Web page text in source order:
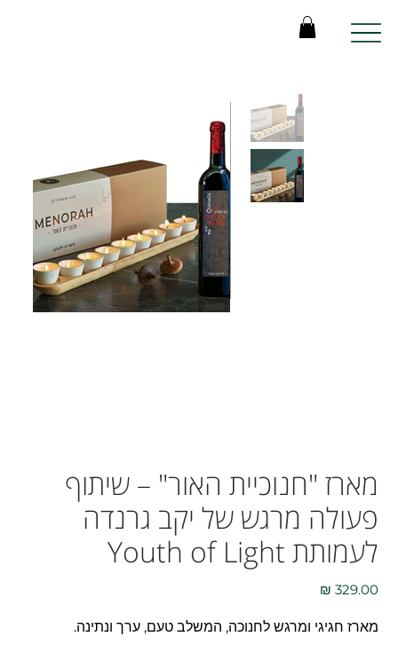
מארז "חנוכיית האור" – שיתוף
פעולה מרגש של יקב גרנדה
לעמותת Youth of Light
מחיר ‏329.00 ‏₪
מארז חגיגי ומרגש לחנוכה, המשלב טעם, ערך ונתינה.